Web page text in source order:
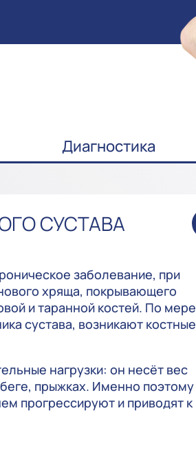
Диагностика
СУСТАВА
заболевание, при
хряща, покрывающего
и таранной костей. По мере
сустава, возникают костные
нагрузки: он несёт вес
прыжках. Именно поэтому
прогрессируют и приводят к